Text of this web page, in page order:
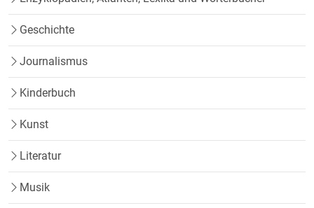
Geschichte
Journalismus
Kinderbuch
Kunst
Literatur
Musik